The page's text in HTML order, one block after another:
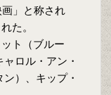
」と称され
た。
ト（ブルー
ロル・アン・
）、キップ・